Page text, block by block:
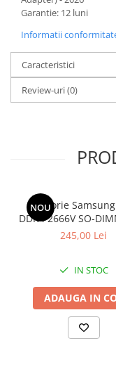
Componente All-in-One
Monitoare
Monitoare NOI
Monitoare
Monitoare Renew
Hard Disk-uri SERVER
Cabinete metalice
Carcase server
Procesoare server
Sisteme server
Stabilizatoare de
Garantie: 12 luni
Informatii
Caracteristici
Review-uri(0)
NOU
Memorie
DDR4 2666V SO-
245,00 Lei
IN STOC
ADAUGA IN